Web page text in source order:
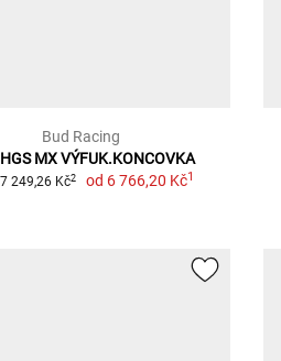
Bud Racing
MX VÝFUK.KONCOVKA
249,26 Kč2 od 6 766,20 Kč1